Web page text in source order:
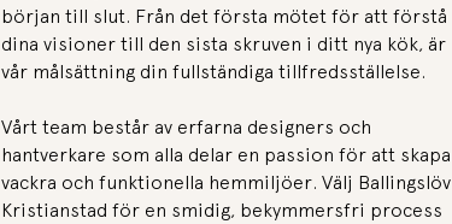
början till slut. Från det första mötet för att förstå
dina visioner till den sista skruven i ditt nya kök, är
vår målsättning din fullständiga tillfredsställelse.
Vårt team består av erfarna designers och
hantverkare som alla delar en passion för att skapa
vackra och funktionella hemmiljöer. Välj Ballingslöv
Kristianstad för en smidig, bekymmersfri process